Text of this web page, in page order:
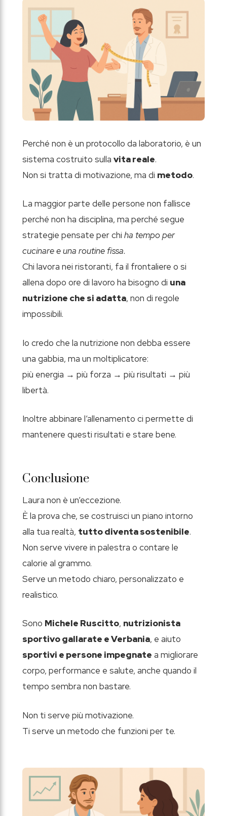
Perché non è un protocollo da laboratorio, è un
sistema costruito sulla vita reale.
Non si tratta di motivazione, ma di metodo.
La maggior parte delle persone non fallisce
perché non ha disciplina, ma perché segue
strategie pensate per chi ha tempo per
cucinare e una routine fissa.
Chi lavora nei ristoranti, fa il frontaliere o si
allena dopo ore di lavoro ha bisogno di una
nutrizione che si adatta, non di regole
impossibili.
Io credo che la nutrizione non debba essere
una gabbia, ma un moltiplicatore:
più energia → più forza → più risultati → più
libertà.
Inoltre abbinare l’allenamento ci permette di
mantenere questi risultati e stare bene.
Conclusione
Laura non è un’eccezione.
È la prova che, se costruisci un piano intorno
alla tua realtà, tutto diventa sostenibile.
Non serve vivere in palestra o contare le
calorie al grammo.
Serve un metodo chiaro, personalizzato e
realistico.
Sono Michele Ruscitto, nutrizionista
sportivo gallarate e Verbania, e aiuto
sportivi e persone impegnate a migliorare
corpo, performance e salute, anche quando il
tempo sembra non bastare.
Non ti serve più motivazione.
Ti serve un metodo che funzioni per te.